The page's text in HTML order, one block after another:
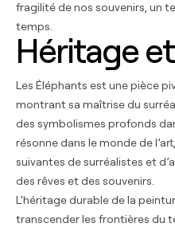
fragilité de nos souvenirs, un
temps.
Héritage
Les Éléphants est une pièce
montrant sa maîtrise du
des symbolismes profonds
résonne dans le monde de
suivantes de surréalistes et
des rêves et des souvenirs.
L’héritage durable de la
transcender les frontières du